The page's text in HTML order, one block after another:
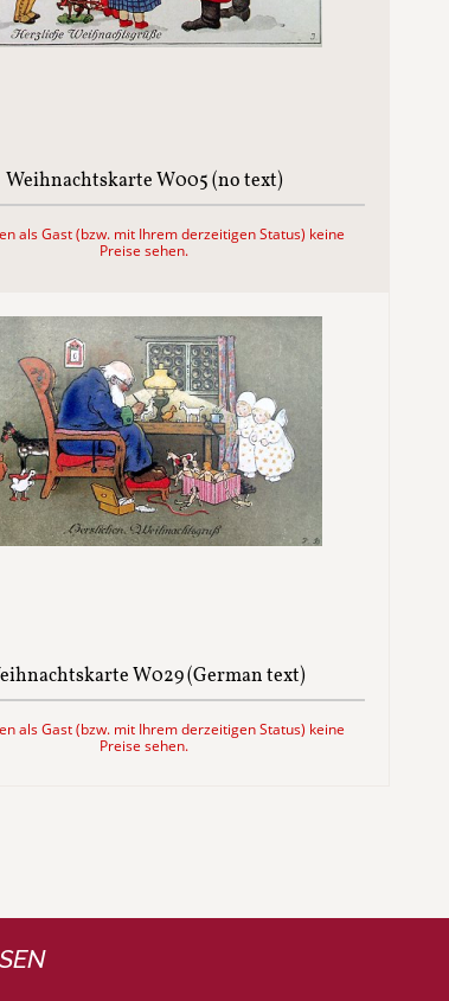
Weihnachtskarte W005 (no text)
als Gast (bzw. mit Ihrem derzeitigen Status) keine
Preise sehen.
W029 (German text)
als Gast (bzw. mit Ihrem derzeitigen Status) keine
Preise sehen.